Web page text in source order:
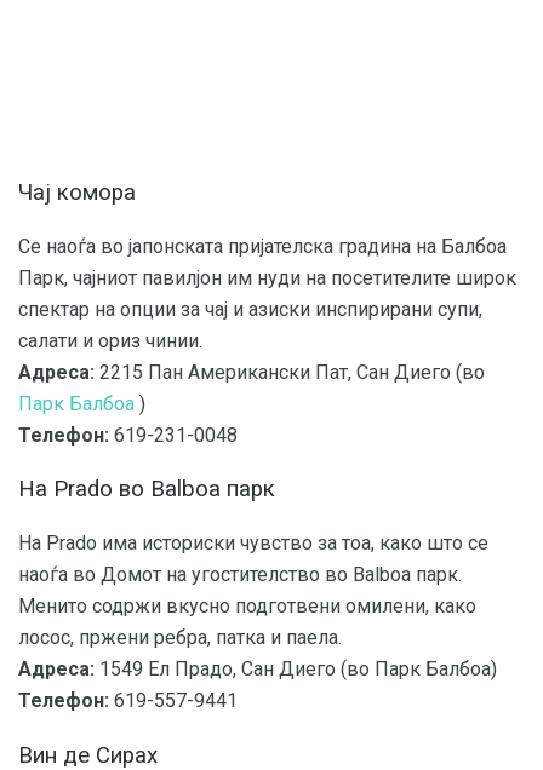
Чај комора
Се наоѓа во јапонската пријателска градина на Балбоа
Парк, чајниот павилјон им нуди на посетителите широк
спектар на опции за чај и азиски инспирирани супи,
салати и ориз чинии.
Адреса: 2215 Пан Американски Пат, Сан Диего (во
Парк Балбоа )
Телефон: 619-231-0048
На Prado во Balboa парк
На Prado има историски чувство за тоа, како што се
наоѓа во Домот на угостителство во Balboa парк.
Менито содржи вкусно подготвени омилени, како
лосос, пржени ребра, патка и паела.
Адреса: 1549 Ел Прадо, Сан Диего (во Парк Балбоа)
Телефон: 619-557-9441
Вин де Сирах